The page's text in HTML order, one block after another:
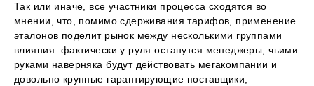
Так или иначе, все участники процесса сходятся во
мнении, что, помимо сдерживания тарифов, применение
эталонов поделит рынок между несколькими группами
влияния: фактически у руля останутся менеджеры, чьими
руками наверняка будут действовать мегакомпании и
довольно крупные гарантирующие поставщики,